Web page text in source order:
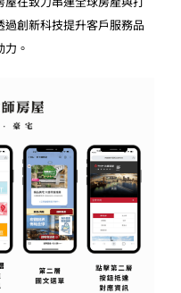
創新科技提升客戶服務品
。